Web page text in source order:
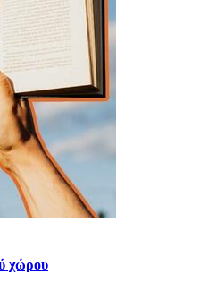
χώρου